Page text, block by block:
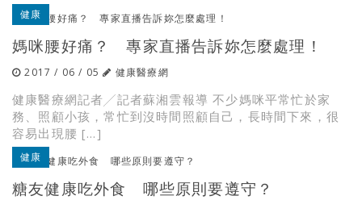
健康
媽咪腰好痛？ 專家直播告訴妳怎麼處理！
2017 / 06 / 05 健康醫療網
健康醫療網記者╱記者蘇湘雲報導 不少媽咪平常忙於家
務、照顧小孩，常忙到沒時間照顧自己，長時間下來，很
容易出現腰 […]
健康
糖友健康吃外食 哪些原則要遵守？